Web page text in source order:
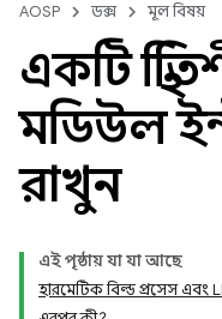
AOSP ডক্স মূল বিষয়
একটি
মডিউল
রাখুন
এই পৃষ্ঠায় যা যা আছে
হারমেটিক বিল্ড প্রসেস